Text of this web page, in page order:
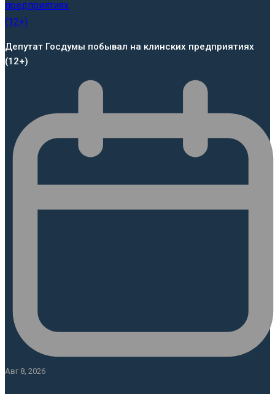
Депутат Госдумы побывал на клинских предприятиях
(12+)
Авг 8, 2026